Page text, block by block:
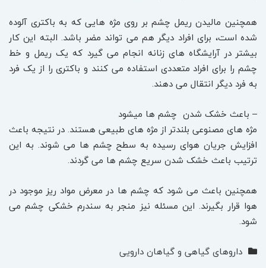
همچنین مالیدن ریمل چشم بر روی مژه هایی که به باکتری آلوده
شده است، برای افراد دیگر هم می تواند مضر باشد. البته این کار
بیشتر در آرایشگاه های زنانه انجام می گیرد که یک ریمل و خط
چشم را برای افراد متعددی استفاده می کنند و باکتری را از یک فرد
به فرد دیگر انتقال می دهند.
– باعث خشک شدن چشم ها میشود
مژه های مصنوعی بلندتر از مژه های طبیعی هستند. در نتیجه باعث
افزایش جریان هوای رسیده به سطح چشم ها می شوند. به این
ترتیب باعث خشک شدن سریع چشم ها می گردند.
همچنین باعث می شود که چشم ها در معرض مواد ریز موجود در
هوا قرار بگیرند. این مسئله نیز منجر به سندرم خشکی چشم می
شود.
داروهای گیاهی و گیاهان دارویی